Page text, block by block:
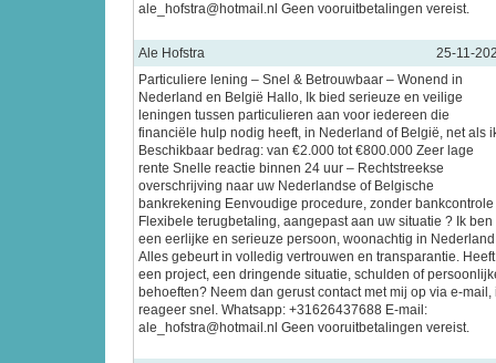
ale_hofstra@hotmail.nl Geen vooruitbetalingen vereist.
Ale Hofstra
25-11-
Particuliere lening – Snel & Betrouwbaar – Wonend in
Nederland en België Hallo, Ik bied serieuze en veilige
leningen tussen particulieren aan voor iedereen die
financiële hulp nodig heeft, in Nederland of België, net als
Beschikbaar bedrag: van €2.000 tot €800.000 Zeer lage
rente Snelle reactie binnen 24 uur – Rechtstreekse
overschrijving naar uw Nederlandse of Belgische
bankrekening Eenvoudige procedure, zonder bankcontrole
Flexibele terugbetaling, aangepast aan uw situatie ? Ik ben
een eerlijke en serieuze persoon, woonachtig in
Alles gebeurt in volledig vertrouwen en transparantie.
een project, een dringende situatie, schulden of
behoeften? Neem dan gerust contact met mij op via e-mail,
reageer snel. Whatsapp: +31626437688 E-mail:
ale_hofstra@hotmail.nl Geen vooruitbetalingen vereist.